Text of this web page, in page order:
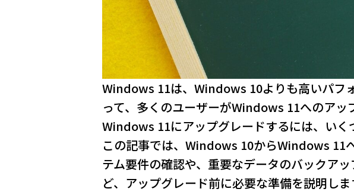
Windows 11は、Windows 10よりも高いパフ
って、多くのユーザーがWindows 11へのア
Windows 11にアップグレードするには、いく
この記事では、Windows 10からWindows 11
テム要件の確認や、重要なデータのバックア
ど、アップグレード前に必要な準備を説明し